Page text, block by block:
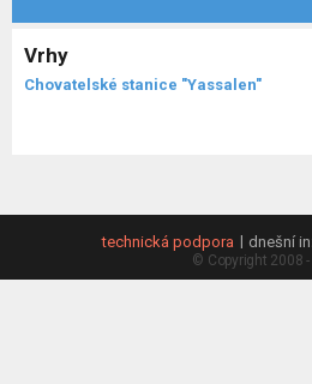
Vrhy
Chovatelské stanice "Yassalen"
technická podpora dnešní
© Copyright 2008